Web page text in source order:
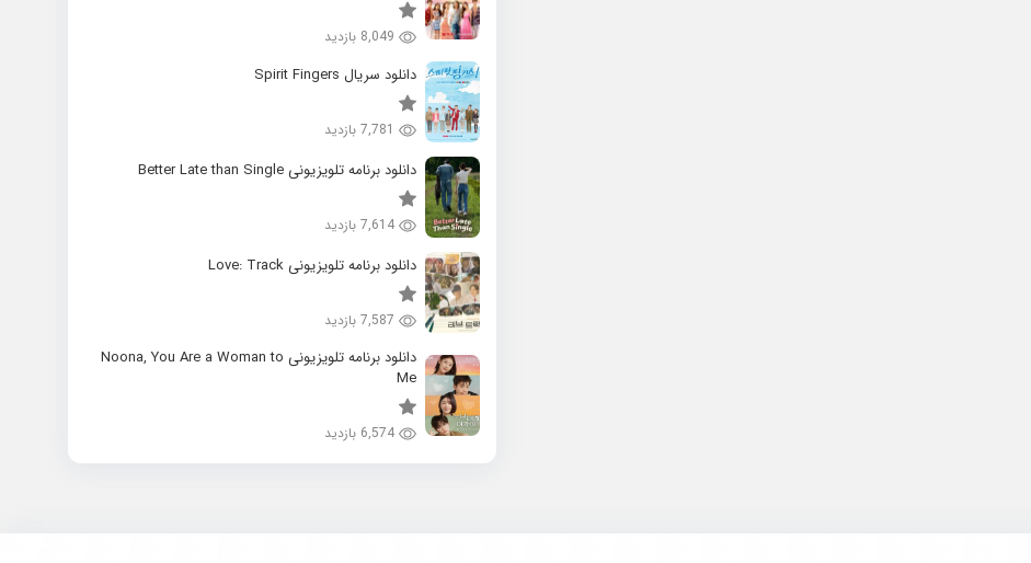
8,049 بازدید
دانلود سریال Spirit Fingers
7,781 بازدید
دانلود برنامه تلویزیونی Better Late than Single
7,614 بازدید
دانلود برنامه تلویزیونی Love: Track
7,587 بازدید
دانلود برنامه تلویزیونی Noona, You Are a Woman to
Me
6,574 بازدید